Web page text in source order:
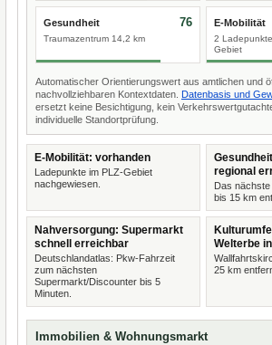
Gesundheit
Traumazentrum 14,2 km
76 E-Mobilität
2
Gebiet
Automatischer Orientierungswert aus amtlichen und
nachvollziehbaren Kontextdaten. Datenbasis und
ersetzt keine Besichtigung, kein
individuelle Standortprüfung.
E-Mobilität: vorhanden
Ladepunkte im PLZ-Gebiet
nachgewiesen.
regional
Das
bis 15 km
Nahversorgung: Supermarkt
schnell erreichbar
Deutschlandatlas: Pkw-Fahrzeit
zum nächsten
Supermarkt/Discounter bis 5
Minuten.
Welterbe
25 km
Immobilien & Wohnungsmarkt